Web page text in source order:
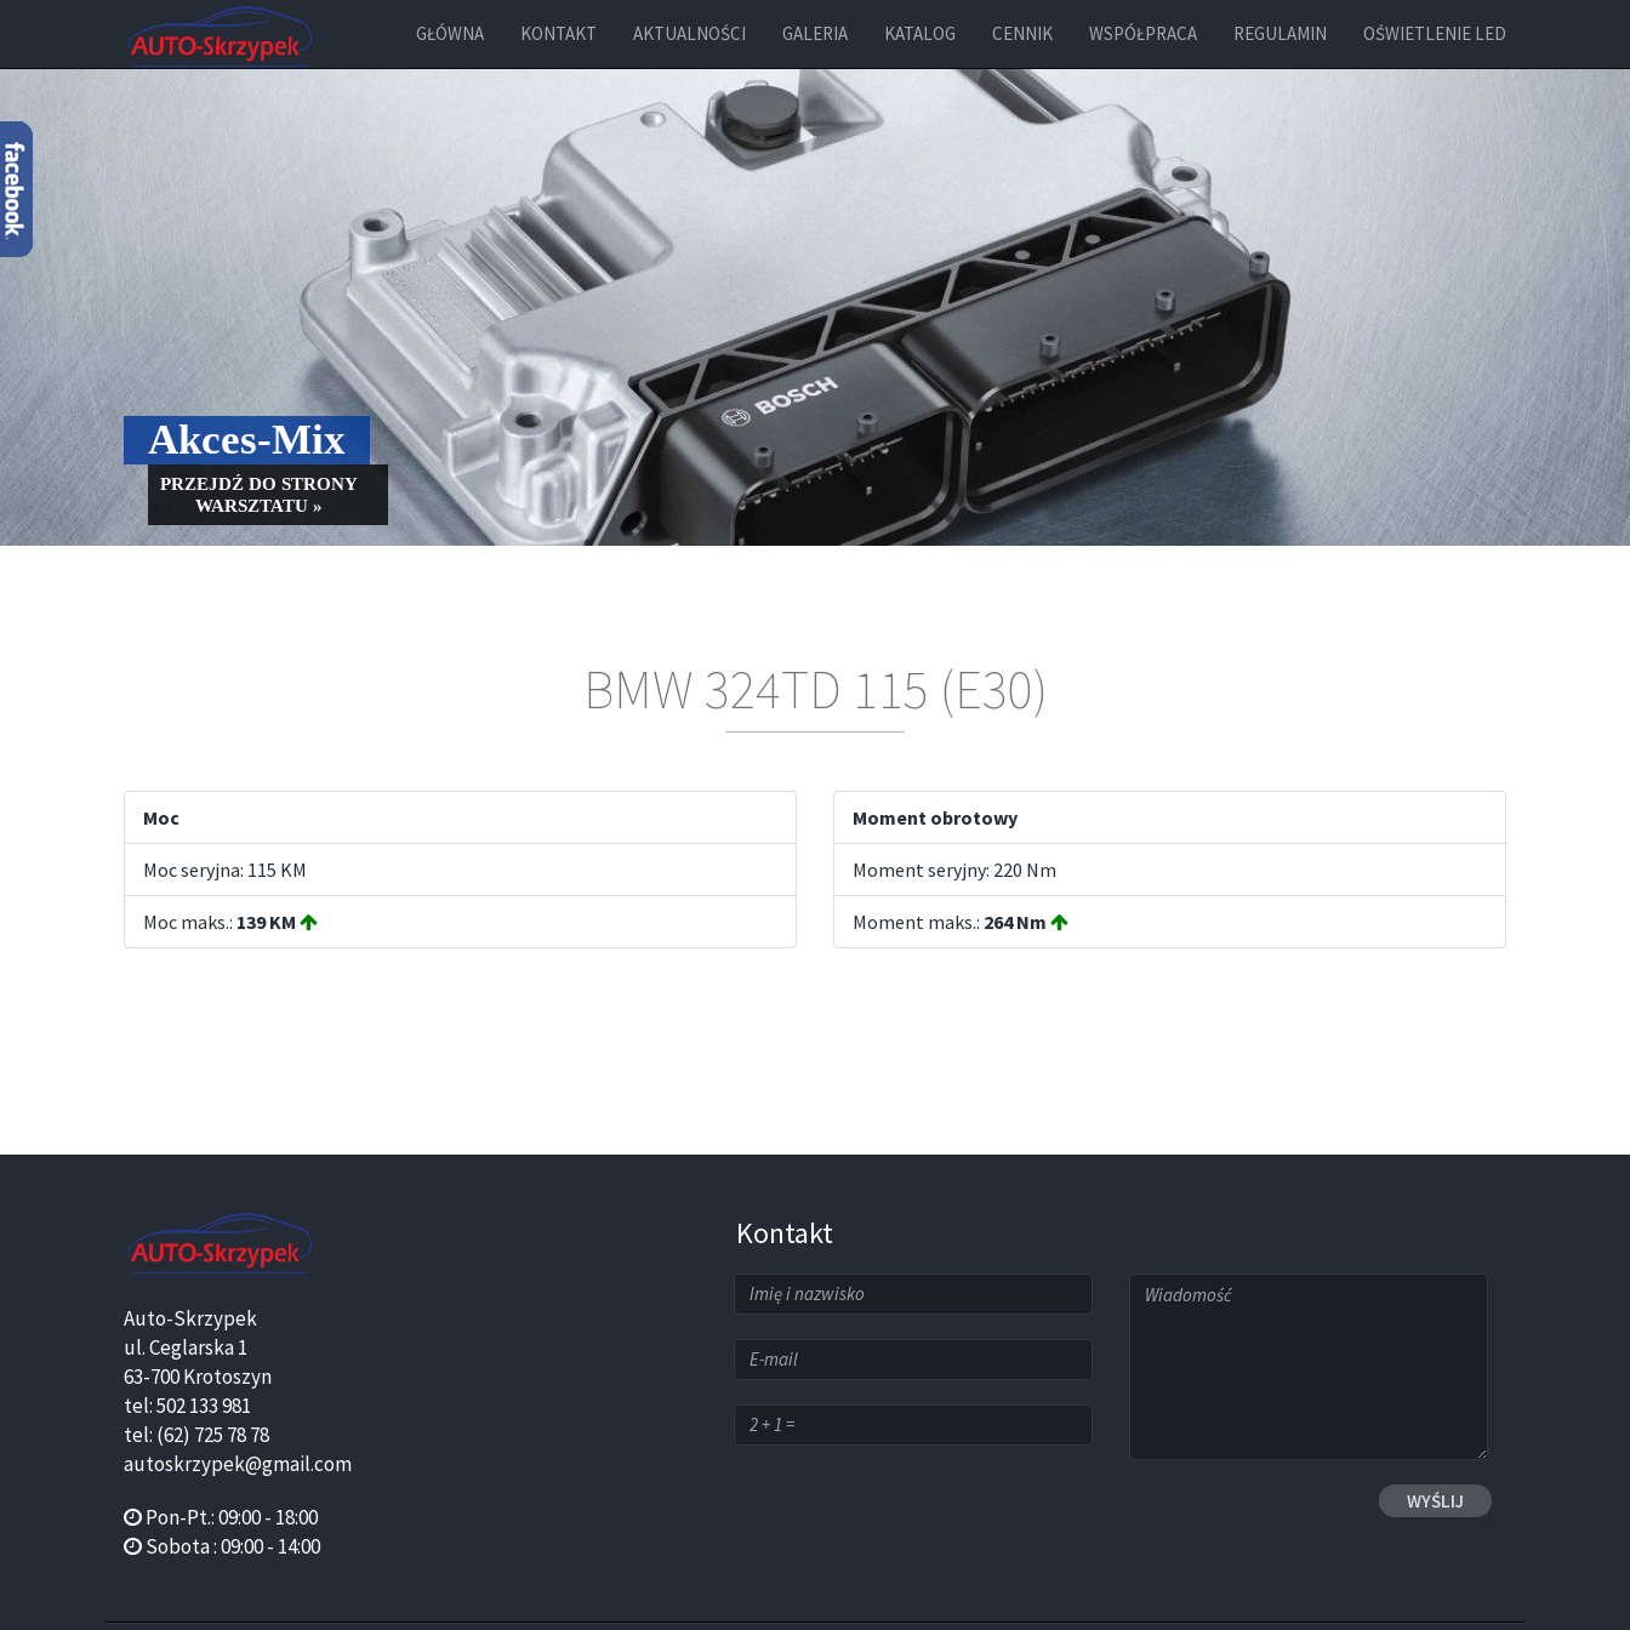
GŁÓWNA KONTAKT AKTUALNOŚCI GALERIA KATALOG CENNIK WSPÓŁPRACA REGULAMIN OŚWIETLENIE LED
Akces-Mix
PRZEJDŹ DO STRONY
WARSZTATU »
BMW 324TD 115 (E30)
Moc
Moc seryjna: 115 KM
Moc maks.: 139 KM
Moment obrotowy
Moment seryjny: 220 Nm
Moment maks.: 264 Nm
Auto-Skrzypek
ul. Ceglarska 1
63-700 Krotoszyn
tel: 502 133 981
tel: (62) 725 78 78
autoskrzypek@gmail.com
Pon-Pt.: 09:00 - 18:00
Sobota : 09:00 - 14:00
Kontakt